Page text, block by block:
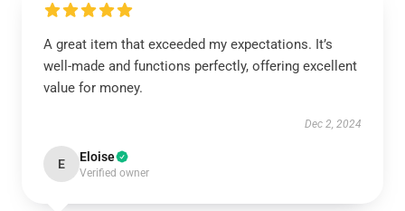
A great item that exceeded my expectations. It’s
well-made and functions perfectly, offering excellent
value for money.
Dec 2, 2024
E Eloise
Verified owner